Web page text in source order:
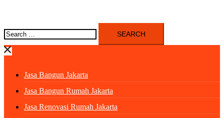
Search
for:
Jasa Bangun Jakarta
Jasa Bangun Rumah Jakarta
Jasa Renovasi Rumah Jakarta